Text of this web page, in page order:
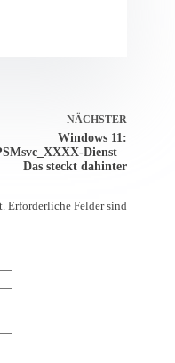
NÄCHSTER
Windows 11:
Dienst –
Das steckt dahinter
Erforderliche Felder sind